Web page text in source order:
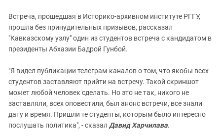
Встреча, прошедшая в Историко-архивном институте РГГУ,
прошла без принудительных призывов, рассказал
"Кавказскому узлу" один из студентов встреча с кандидатом в
президенты Абхазии Бадрой Гунбой.
"Я видел публикации телеграм-каналов о том, что якобы всех
студентов заставляют прийти на встречу. Такой скриншот
может любой человек сделать. Но это не так, никого не
заставляли, всех оповестили, был анонс встречи, все знали
дату и время. Пришли те студенты, которым было интересно
послушать политика", - сказал Давид Харчилава.